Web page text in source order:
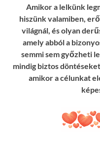
Amikor a lelkünk
hiszünk valamiben,
világnál, és olyan
amely abból a
semmi sem győzheti
mindig biztos
amikor a célunkat